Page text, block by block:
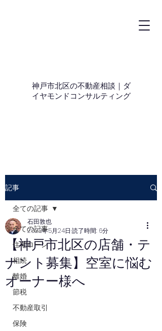
神戸市北区の不動産相談｜ダ
イヤモンドコンサルティング
記事
全ての記事
住宅ローン
相続
離婚
節税
不動産取引
保険
全ての記事
【神戸市北区の店舗・テ
ナント募集】空室に悩む
オーナー様へ
石田敦也
2025年5月24日 読了時間: 6分